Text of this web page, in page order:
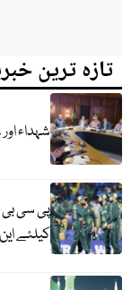
تازہ ترین
شہداء
پی سی بی
کیلئے